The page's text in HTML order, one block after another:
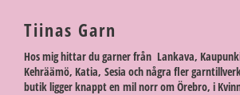
Tiinas Garn
Hos mig hittar du garner från Lankava,
Kehräämö, Katia, Sesia och några fler
butik ligger knappt en mil norr om Örebro, i